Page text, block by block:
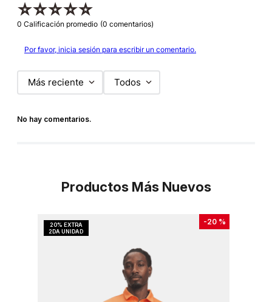
☆☆☆☆☆
0 Calificación promedio (0 comentarios)
Por favor, inicia sesión para escribir un comentario.
Más reciente Todos
No hay comentarios.
Productos Más Nuevos
-20 %